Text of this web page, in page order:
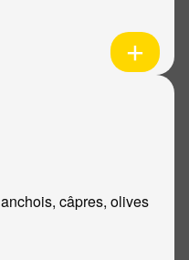
câpres, olives